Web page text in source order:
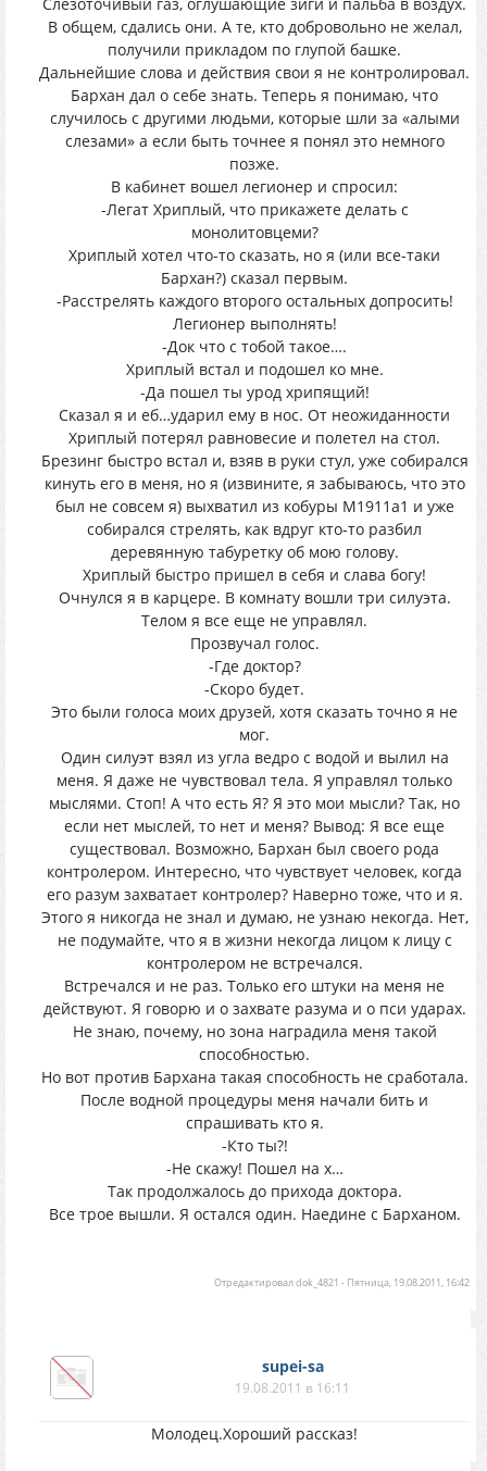
В общем, сдались они. А те, кто добровольно не желал,
получили прикладом по глупой башке.
Дальнейшие слова и действия свои я не контролировал.
Бархан дал о себе знать. Теперь я понимаю, что
случилось с другими людьми, которые шли за «алыми
слезами» а если быть точнее я понял это немного
позже.
В кабинет вошел легионер и спросил:
-Легат Хриплый, что прикажете делать с
монолитовцеми?
Хриплый хотел что-то сказать, но я (или все-таки
Бархан?) сказал первым.
-Расстрелять каждого второго остальных допросить!
Легионер выполнять!
-Док что с тобой такое….
Хриплый встал и подошел ко мне.
-Да пошел ты урод хрипящий!
Сказал я и еб…ударил ему в нос. От неожиданности
Хриплый потерял равновесие и полетел на стол.
Брезинг быстро встал и, взяв в руки стул, уже собирался
кинуть его в меня, но я (извините, я забываюсь, что это
был не совсем я) выхватил из кобуры M1911a1 и уже
собирался стрелять, как вдруг кто-то разбил
деревянную табуретку об мою голову.
Хриплый быстро пришел в себя и слава богу!
Очнулся я в карцере. В комнату вошли три силуэта.
Телом я все еще не управлял.
Прозвучал голос.
-Где доктор?
-Скоро будет.
Это были голоса моих друзей, хотя сказать точно я не
мог.
Один силуэт взял из угла ведро с водой и вылил на
меня. Я даже не чувствовал тела. Я управлял только
мыслями. Стоп! А что есть Я? Я это мои мысли? Так, но
если нет мыслей, то нет и меня? Вывод: Я все еще
существовал. Возможно, Бархан был своего рода
контролером. Интересно, что чувствует человек, когда
его разум захватает контролер? Наверно тоже, что и я.
Этого я никогда не знал и думаю, не узнаю некогда. Нет,
не подумайте, что я в жизни некогда лицом к лицу с
контролером не встречался.
Встречался и не раз. Только его штуки на меня не
действуют. Я говорю и о захвате разума и о пси ударах.
Не знаю, почему, но зона наградила меня такой
способностью.
Но вот против Бархана такая способность не сработала.
После водной процедуры меня начали бить и
спрашивать кто я.
-Кто ты?!
-Не скажу! Пошел на х…
Так продолжалось до прихода доктора.
Все трое вышли. Я остался один. Наедине с Барханом.
Отредактировалdok_4821 - Пятница, 19.08.2011, 16:42
supei-sa
19.08.2011 в 16:11
Молодец.Хороший рассказ!